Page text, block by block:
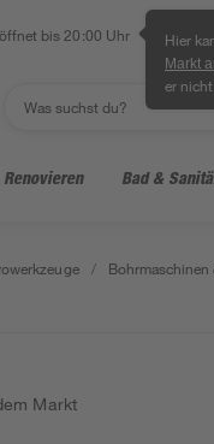
bis 20:00 Uhr Hier
Markt
er
Bad &
/
Markt